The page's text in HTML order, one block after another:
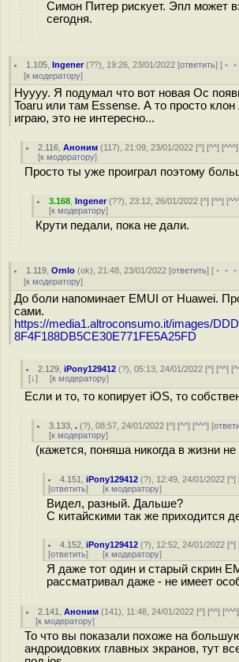
Симон Питер рискует. Эпл может
сегодня.
1.105 ,Ingener(??), 19:26, 23/01/2022 [ответить] [
[к модератору]
Нуууу. Я подумал что вот новая Ос
Toaru или там Essense. А то просто
играю, это не интересно...
2.116 ,Аноним (117), 21:09, 23/01/2022 [^] [^^] [^^^
[к модератору]
Просто ты уже проиграл поэтому
3.168 ,Ingener(??), 23:12, 26/01/2022 [^] [^^] [
[к модератору]
Крути педали, пока не дали.
1.119 ,Ornlo (ok), 21:48, 23/01/2022 [ответить] [
[к модератору]
До боли напоминает EMUI от Huawei.
сами.
https://media1.altroconsumo.it/images/
8F4F188DB5CE30E771FE5A25FD
2.129 ,iPony129412 (?), 05:13, 24/01/2022 [^] [^^] [
[↓] [к модератору]
Если и то, то копирует iOS, то
3.133 ,. (?), 08:57, 24/01/2022 [^] [^^] [^^^] [
[к модератору]
(кажется, поняша никогда в жизни
4.151 ,iPony129412 (?), 12:49, 24/01/2022 [^]
[ответить] [к модератору]
Видел, разный. Дальше?
С китайскими так же приходится
4.152 ,iPony129412 (?), 12:52, 24/01/2022 [^]
[ответить] [к модератору]
Я даже тот один и старый скрин
рассматривал даже - не имеет
2.141 ,Аноним (141), 11:48, 24/01/2022 [^] [^^] [^^^
[к модератору]
То что вы показали похоже на
андроидовких главных экранов, тут